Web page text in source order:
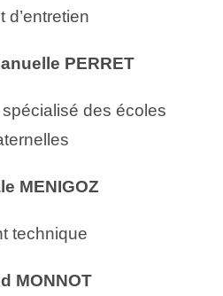
d’entretien
PERRET
des écoles
MENIGOZ
technique
MONNOT